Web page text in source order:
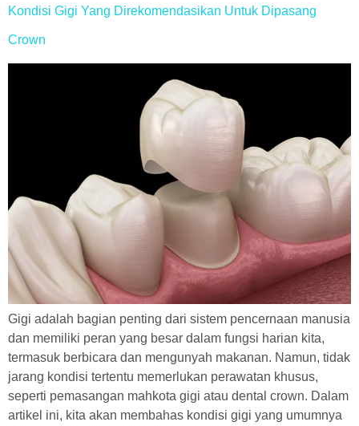
Kondisi Gigi Yang Direkomendasikan Untuk Dipasang
Crown
Gigi adalah bagian penting dari sistem pencernaan manusia
dan memiliki peran yang besar dalam fungsi harian kita,
termasuk berbicara dan mengunyah makanan. Namun, tidak
jarang kondisi tertentu memerlukan perawatan khusus,
seperti pemasangan mahkota gigi atau dental crown. Dalam
artikel ini, kita akan membahas kondisi gigi yang umumnya